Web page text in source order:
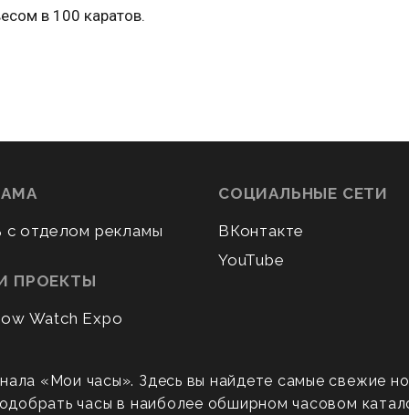
в 100 каратов.
с отделом рекламы
ПРОЕКТЫ
Watch Expo
СОЦИАЛЬНЫЕ СЕТИ
ВКонтакте
YouTube
«Мои часы». Здесь вы найдете самые свежие
часы в наиболее обширном часовом